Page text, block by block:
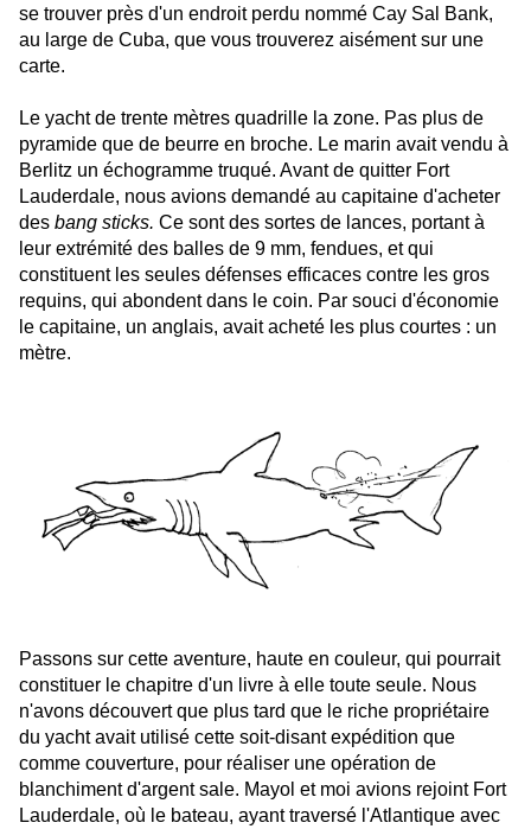
se trouver près d'un endroit perdu nommé Cay Sal Bank,
au large de Cuba, que vous trouverez aisément sur une
carte.
Le yacht de trente mètres quadrille la zone. Pas plus de
pyramide que de beurre en broche. Le marin avait vendu à
Berlitz un échogramme truqué. Avant de quitter Fort
Lauderdale, nous avions demandé au capitaine d'acheter
des bang sticks. Ce sont des sortes de lances, portant à
leur extrémité des balles de 9 mm, fendues, et qui
constituent les seules défenses efficaces contre les gros
requins, qui abondent dans le coin. Par souci d'économie
le capitaine, un anglais, avait acheté les plus courtes : un
mètre.
Passons sur cette aventure, haute en couleur, qui pourrait
constituer le chapitre d'un livre à elle toute seule. Nous
n'avons découvert que plus tard que le riche propriétaire
du yacht avait utilisé cette soit-disant expédition que
comme couverture, pour réaliser une opération de
blanchiment d'argent sale. Mayol et moi avions rejoint Fort
Lauderdale, où le bateau, ayant traversé l'Atlantique avec